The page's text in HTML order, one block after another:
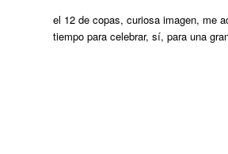
el 12 de copas, curiosa imagen, me
tiempo para celebrar, sí, para una